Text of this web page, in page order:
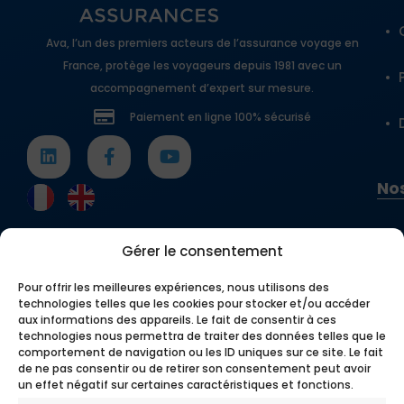
Gérer le consentement
Pour offrir les meilleures expériences, nous utilisons des
technologies telles que les cookies pour stocker et/ou accéder
aux informations des appareils. Le fait de consentir à ces
technologies nous permettra de traiter des données telles que le
comportement de navigation ou les ID uniques sur ce site. Le fait
de ne pas consentir ou de retirer son consentement peut avoir
un effet négatif sur certaines caractéristiques et fonctions.
Pourquoi choisir AVA pour
votre assurance PVT ?
AVA est un acteur de référence en matière de
protection santé pour les voyageurs. Voici
pourquoi leur
Plan Santé Working Holiday PVT
distingue :
Adaptabilité
: Ce plan est conçu pour
couvrir des séjours de courte ou longue
durée, jusqu’à 12 mois renouvelables, y
compris une fois que vous êtes déjà en
Support international: Un service
d’assistance est disponible 24h/24 et 7j/7
pour répondre à vos besoins, où que vous
soyez dans le monde.
Rapidité et simplicité: Souscrire au plan
santé se fait en ligne en quelques minutes,
Ava, l’un des premiers acteurs de l’assurance voyage en
France, protège les voyageurs depuis 1981 avec un
accompagnement d’expert sur mesure.
Paiement en ligne 100% sécurisé